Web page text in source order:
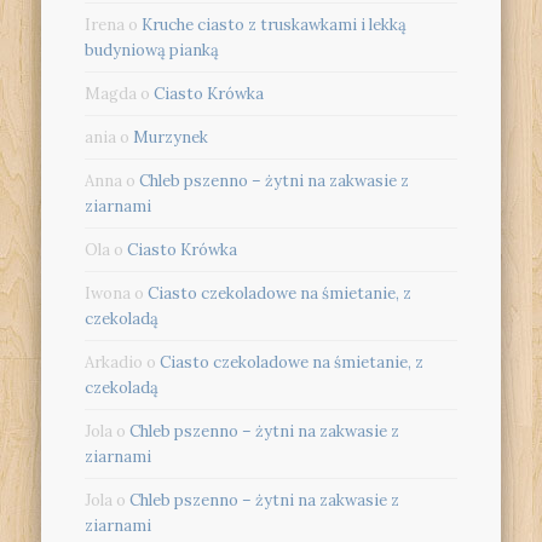
Irena o Kruche ciasto z truskawkami i lekką
budyniową pianką
Magda oCiasto Krówka
ania o Murzynek
Anna oChleb pszenno – żytni na zakwasie z
ziarnami
Ola oCiasto Krówka
Iwona oCiasto czekoladowe na śmietanie, z
czekoladą
Arkadio oCiasto czekoladowe na śmietanie, z
czekoladą
Jola oChleb pszenno – żytni na zakwasie z
ziarnami
Jola oChleb pszenno – żytni na zakwasie z
ziarnami